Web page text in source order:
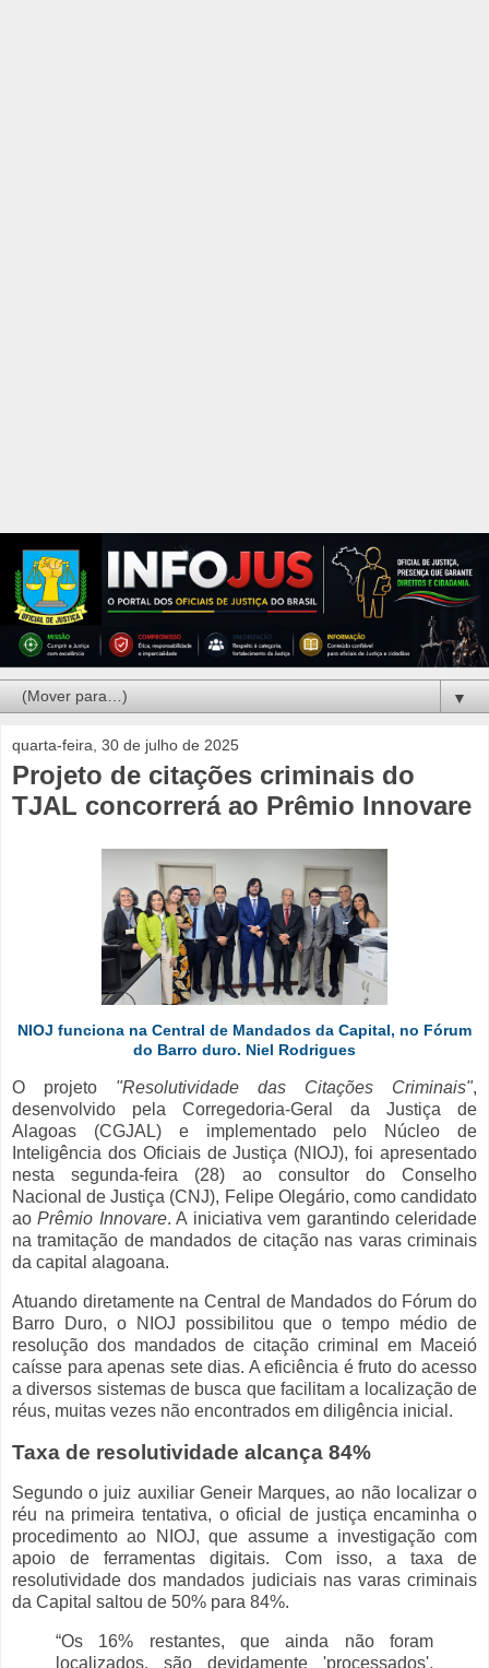
▼
quarta-feira, 30 de julho de 2025
Projeto de citações criminais do
TJAL concorrerá ao Prêmio Innovare
NIOJ funciona na Central de Mandados da Capital, no Fórum
do Barro duro. Niel Rodrigues
O projeto "Resolutividade das Citações Criminais",
desenvolvido pela Corregedoria-Geral da Justiça de
Alagoas (CGJAL) e implementado pelo Núcleo de
Inteligência dos Oficiais de Justiça (NIOJ), foi apresentado
nesta segunda-feira (28) ao consultor do Conselho
Nacional de Justiça (CNJ), Felipe Olegário, como candidato
aoPrêmio Innovare. A iniciativa vem garantindo celeridade
na tramitação de mandados de citação nas varas criminais
da capital alagoana.
Atuando diretamente na Central de Mandados do Fórum do
Barro Duro, o NIOJ possibilitou que o tempo médio de
resolução dos mandados de citação criminal em Maceió
caísse para apenas sete dias. A eficiência é fruto do acesso
a diversos sistemas de busca que facilitam a localização de
réus, muitas vezes não encontrados em diligência inicial.
Taxa de resolutividade alcança 84%
Segundo o juiz auxiliar Geneir Marques, ao não localizar o
réu na primeira tentativa, o oficial de justiça encaminha o
procedimento ao NIOJ, que assume a investigação com
apoio de ferramentas digitais. Com isso, a taxa de
resolutividade dos mandados judiciais nas varas criminais
da Capital saltou de 50% para 84%.
“Os 16% restantes, que ainda não foram
localizados, são devidamente 'processados',